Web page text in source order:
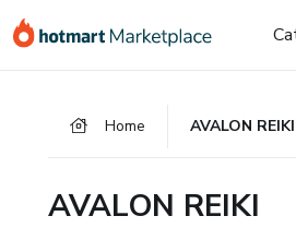
para
para
para
Home AVALON REIKI
AVALON REIKI